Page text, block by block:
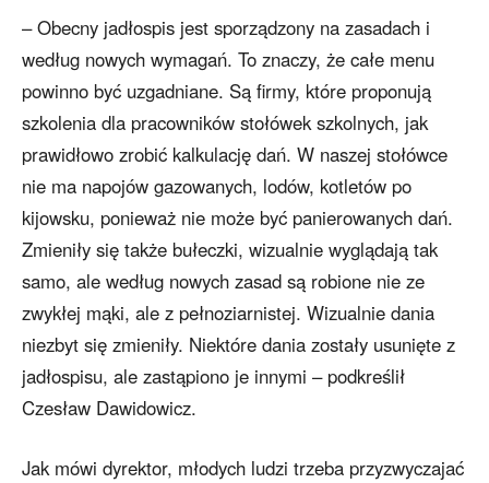
– Obecny jadłospis jest sporządzony na zasadach i
według nowych wymagań. To znaczy, że całe menu
powinno być uzgadniane. Są firmy, które proponują
szkolenia dla pracowników stołówek szkolnych, jak
prawidłowo zrobić kalkulację dań. W naszej stołówce
nie ma napojów gazowanych, lodów, kotletów po
kijowsku, ponieważ nie może być panierowanych dań.
Zmieniły się także bułeczki, wizualnie wyglądają tak
samo, ale według nowych zasad są robione nie ze
zwykłej mąki, ale z pełnoziarnistej. Wizualnie dania
niezbyt się zmieniły. Niektóre dania zostały usunięte z
jadłospisu, ale zastąpiono je innymi – podkreślił
Czesław Dawidowicz.
Jak mówi dyrektor, młodych ludzi trzeba przyzwyczajać